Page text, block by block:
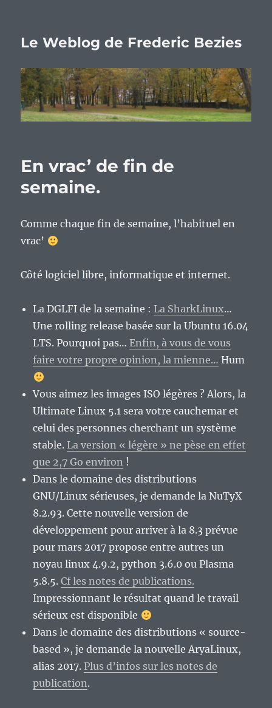
Le Weblog de Frederic Bezies
En vrac’ de fin de
semaine.
Comme chaque fin de semaine, l’habituel en
vrac’
Côté logiciel libre, informatique et internet.
La DGLFI de la semaine : La SharkLinux…
Une rolling release basée sur la Ubuntu 16.04
LTS. Pourquoi pas…Enfin, à vous de vous
faire votre propre opinion, la mienne… Hum
Vous aimez les images ISO légères ? Alors, la
Ultimate Linux 5.1 sera votre cauchemar et
celui des personnes cherchant un système
stable. La version « légère » ne pèse en effet
que 2,7 Go environ !
Dans le domaine des distributions
GNU/Linux sérieuses, je demande la NuTyX
8.2.93. Cette nouvelle version de
développement pour arriver à la 8.3 prévue
pour mars 2017 propose entre autres un
noyau linux 4.9.2, python 3.6.0 ou Plasma
5.8.5.Cf les notes de publications.
Impressionnant le résultat quand le travail
sérieux est disponible
Dans le domaine des distributions « source-
based », je demande la nouvelle AryaLinux,
alias 2017. Plus d’infos sur les notes de
publication.